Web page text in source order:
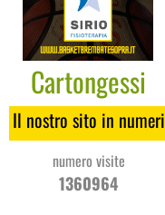
Cartongessi
Coges
Il nostro sito in numeri
numero visite
1360964